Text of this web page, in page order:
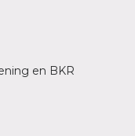
en BKR